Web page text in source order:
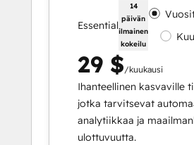
Essential
14
päivän
ilmainen
kokeilu
29 $/kuukausi
Ihanteellinen kasvaville
jotka tarvitsevat
analytiikkaa ja
ulottuvuutta.